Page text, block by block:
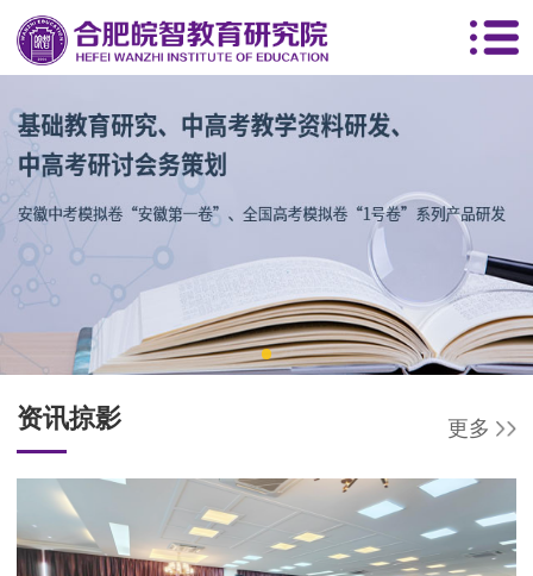
资讯掠影 更多